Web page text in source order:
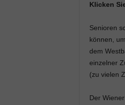
Klicken
Senioren
können,
dem
einzelner
(zu vielen
Der